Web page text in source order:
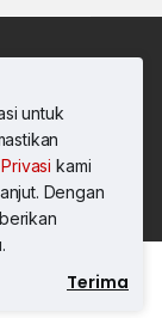
untuk
kami
Dengan
Terima
hak